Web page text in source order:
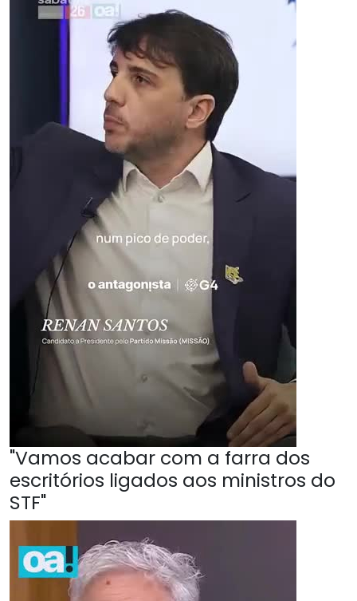
"Vamos acabar com a farra dos
escritórios ligados aos ministros do
STF"